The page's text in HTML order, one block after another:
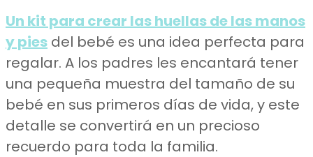
Un kit para crear las huellas de las manos
y pies del bebé es una idea perfecta para
regalar. A los padres les encantará tener
una pequeña muestra del tamaño de su
bebé en sus primeros días de vida, y este
detalle se convertirá en un precioso
recuerdo para toda la familia.